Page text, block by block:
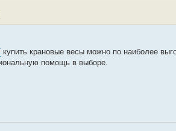
купить крановые весы можно по наиболее
помощь в выборе.